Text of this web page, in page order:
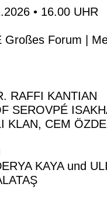
• 16.00 UHR
Großes Forum |
RAFFI KANTIAN
SEROVPÉ
KLAN, CEM
KAYA und